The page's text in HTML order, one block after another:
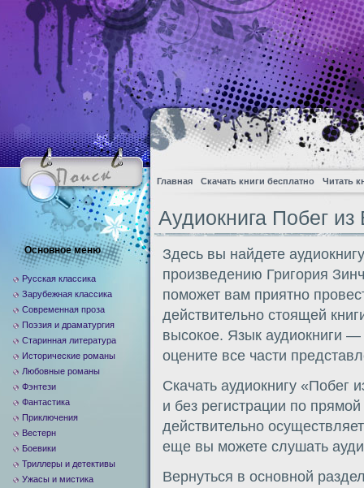
Главная Скачать книги бесплатно Читать
Аудиокнига Побег из
Здесь вы найдете
произведению Григория
поможет вам приятно
действительно стоящей
высокое. Язык аудиокниги
оцените все части
Скачать аудиокнигу «Побег
и без регистрации по
действительно
еще вы можете слушать
Вернуться в основной
Основное меню
Русская классика
Зарубежная классика
Современная проза
Поэзия и драматургия
Старинная литература
Исторические романы
Любовные романы
Фэнтези
Фантастика
Приключения
Вестерн
Боевики
Триллеры и детективы
Ужасы и мистика